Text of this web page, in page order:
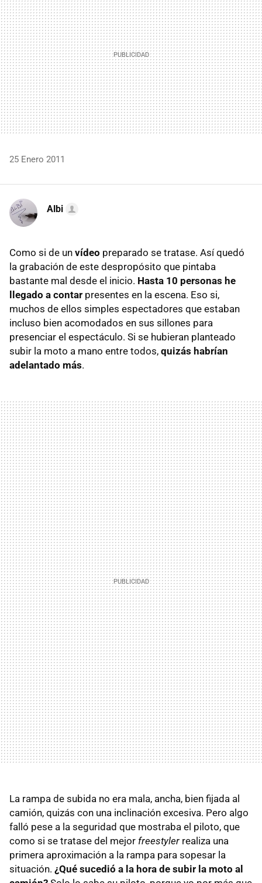
25 Enero 2011
Albi
Como si de un vídeo preparado se tratase. Así quedó
la grabación de este despropósito que pintaba
bastante mal desde el inicio. Hasta 10 personas he
llegado a contar presentes en la escena. Eso si,
muchos de ellos simples espectadores que estaban
incluso bien acomodados en sus sillones para
presenciar el espectáculo. Si se hubieran planteado
subir la moto a mano entre todos, quizás habrían
adelantado más.
La rampa de subida no era mala, ancha, bien fijada al
camión, quizás con una inclinación excesiva. Pero algo
falló pese a la seguridad que mostraba el piloto, que
como si se tratase del mejor freestyler realiza una
primera aproximación a la rampa para sopesar la
situación. ¿Qué sucedió a la hora de subir la moto al